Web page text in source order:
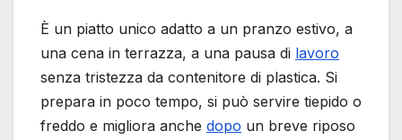
È un piatto unico adatto a un pranzo estivo, a
una cena in terrazza, a una pausa di lavoro
senza tristezza da contenitore di plastica. Si
prepara in poco tempo, si può servire tiepido o
freddo e migliora anche dopo un breve riposo